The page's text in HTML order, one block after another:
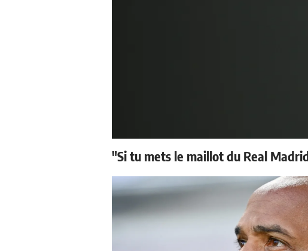
"Si tu mets le maillot du Real